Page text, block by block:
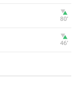
80‎’‎
46‎’‎